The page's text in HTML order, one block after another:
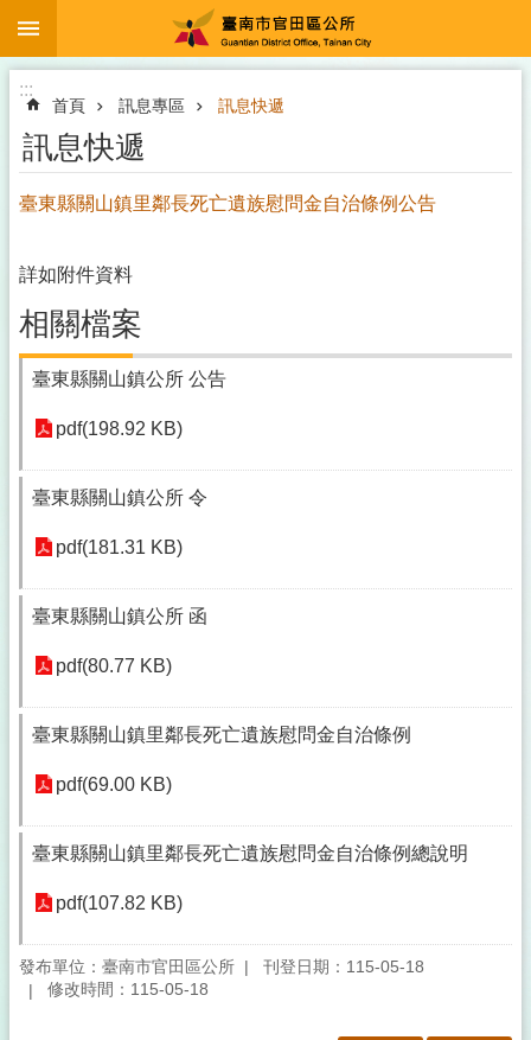
跳到主要內容區塊
:::
首頁 訊息專區 訊息快遞
訊息快遞
臺東縣關山鎮里鄰長死亡遺族慰問金自治條例公告
詳如附件資料
相關檔案
臺東縣關山鎮公所 公告
pdf(198.92 KB)
臺東縣關山鎮公所 令
pdf(181.31 KB)
臺東縣關山鎮公所 函
pdf(80.77 KB)
臺東縣關山鎮里鄰長死亡遺族慰問金自治條例
pdf(69.00 KB)
臺東縣關山鎮里鄰長死亡遺族慰問金自治條例總說明
pdf(107.82 KB)
發布單位：臺南市官田區公所
刊登日期：115-05-18
修改時間：115-05-18